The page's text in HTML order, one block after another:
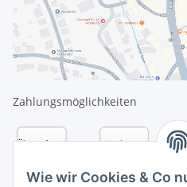
Wie wir Cookies & Co
Zahlungsmöglichkeiten